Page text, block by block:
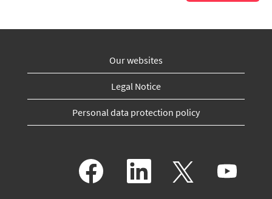
Our websites
Legal Notice
Personal data protection policy
O
p
e
O
e
O
p
e